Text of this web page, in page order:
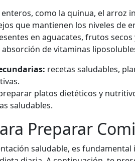
como la quinua, el arroz
que mantienen los niveles de
en aguacates, frutos
de vitaminas
recetas saludables,
platos dietéticos y
saludables.
Preparar
saludable, es